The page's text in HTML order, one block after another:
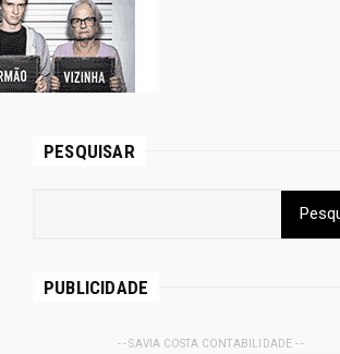
PESQUISAR
PUBLICIDADE
- - SAVIA COSTA CONTABILIDADE - -